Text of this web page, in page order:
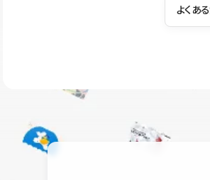
操作方法や機能については、ヘルプセンター
ユーザー同士で質問・相談できるコミュニテ
よくあ